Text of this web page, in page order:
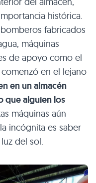
histórica.
fabricados
máquinas
de apoyo como el
en el lejano
en un almacén
que alguien los
máquinas aún
incógnita es saber
del sol.